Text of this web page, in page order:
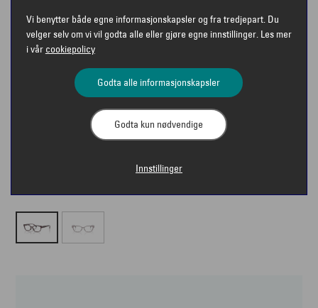
Vi benytter både egne informasjonskapsler og fra tredjepart. Du
velger selv om vi vil godta alle eller gjøre egne innstillinger. Les mer
i vår cookiepolicy
Godta alle informasjonskapsler
Godta kun nødvendige
Innstillinger